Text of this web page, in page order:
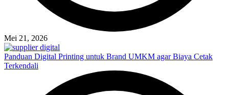
Mei 21, 2026
Panduan Digital Printing untuk Brand UMKM agar Biaya Cetak
Terkendali